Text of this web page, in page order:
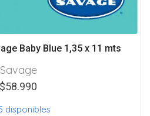
Baby Blue 1,35 x 11 mts
Savage
$58.990
disponibles